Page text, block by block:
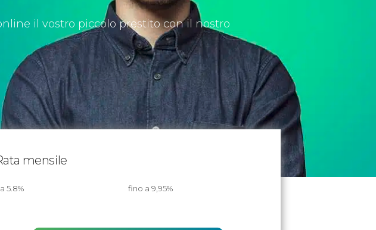
il vostro piccolo prestito con il nostro
mensile
5.8% fino a 9,95%